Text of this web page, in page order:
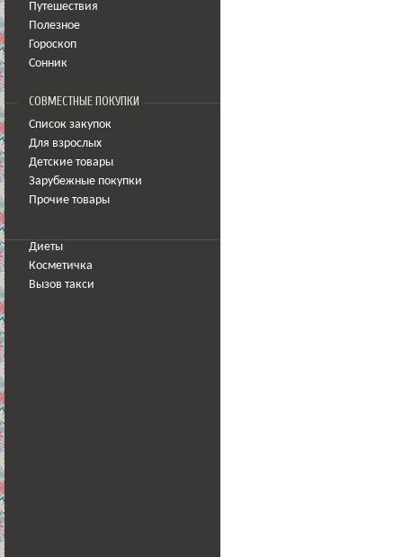
Путешествия
Полезное
Гороскоп
Сонник
СОВМЕСТНЫЕ ПОКУПКИ
Список закупок
Для взрослых
Детские товары
Зарубежные покупки
Прочие товары
Диеты
Косметичка
Вызов такси